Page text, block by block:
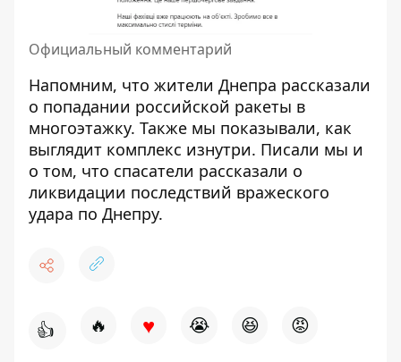
Официальный комментарий
Напомним, что жители Днепра рассказали
о попадании российской ракеты в
многоэтажку. Также мы показывали, как
выглядит комплекс изнутри. Писали мы и
о том, что спасатели рассказали о
ликвидации последствий вражеского
удара по Днепру.
👍 🔥 ♥ 😭 😆 😡